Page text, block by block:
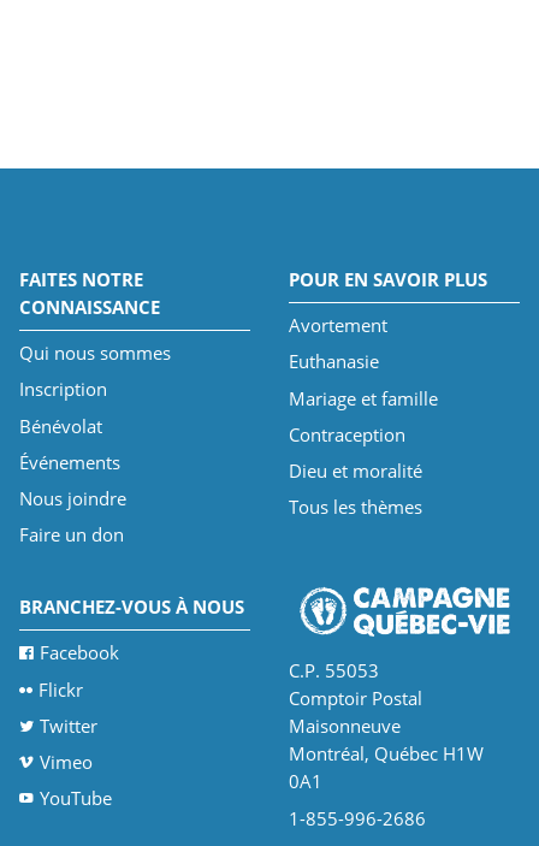
FAITES NOTRE
CONNAISSANCE
Qui nous sommes
Inscription
Bénévolat
Événements
Nous joindre
Faire un don
POUR EN SAVOIR PLUS
Avortement
Euthanasie
Mariage et famille
Contraception
Dieu et moralité
Tous les thèmes
BRANCHEZ-VOUS À NOUS
Facebook
Flickr
Twitter
Vimeo
YouTube
C.P. 55053
Comptoir Postal
Maisonneuve
Montréal, Québec H1W
0A1
1-855-996-2686